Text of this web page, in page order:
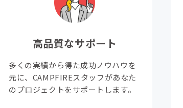
高品質なサポート
多くの実績から得た成功ノウハウを
元に、CAMPFIREスタッフがあなた
のプロジェクトをサポートします。